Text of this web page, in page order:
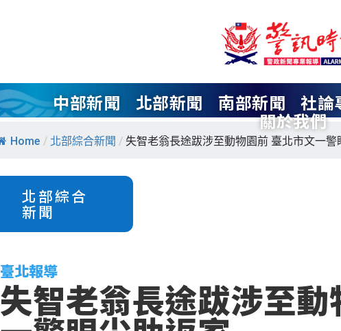
中部新聞 北部新聞 南部新聞 社論
關於我們
Home / 北部綜合新聞 / 失智老翁長途跋涉至動物園前 臺北市文一警
北部綜合
新聞
臺北報導
失智老翁長途跋涉至